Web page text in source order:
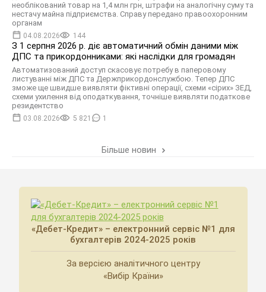
необлікований товар на 1,4 млн грн, штрафи на аналогічну суму та
нестачу майна підприємства. Справу передано правоохоронним
органам
04.08.2026 144
З 1 серпня 2026 р. діє автоматичний обмін даними між
ДПС та прикордонниками: які наслідки для громадян
Автоматизований доступ скасовує потребу в паперовому
листуванні між ДПС та Держприкордонслужбою. Тепер ДПС
зможе ще швидше виявляти фіктивні операції, схеми «сірих» ЗЕД,
схеми ухилення від оподаткування, точніше виявляти податкове
резидентство
03.08.2026 5 821 1
Більше новин
«Дебет-Кредит» – електронний сервіс №1 для
бухгалтерів 2024-2025 років
За версією аналітичного центру
«Вибір Країни»